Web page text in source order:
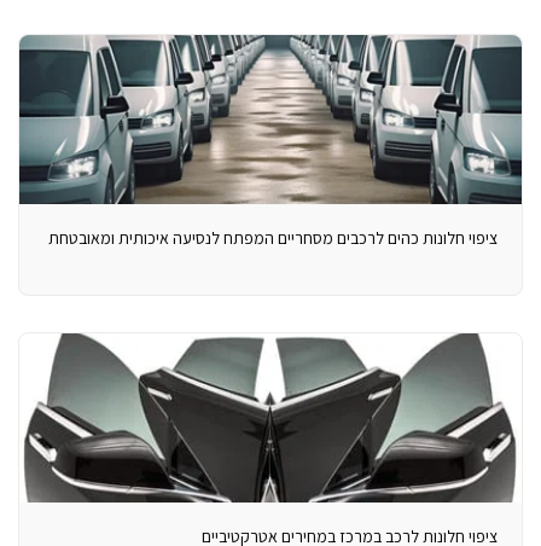
ציפוי חלונות כהים לרכבים מסחריים המפתח לנסיעה איכותית ומאובטחת
ציפוי חלונות לרכב במרכז במחירים אטרקטיביים